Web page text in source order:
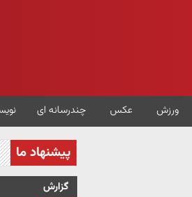
ورزش عکس چندرسانه ای
پیشنهاد ما
گزارش